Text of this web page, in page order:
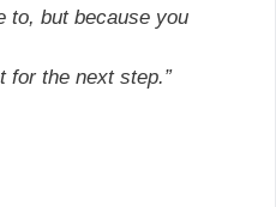
to, but because you
for the next step.”